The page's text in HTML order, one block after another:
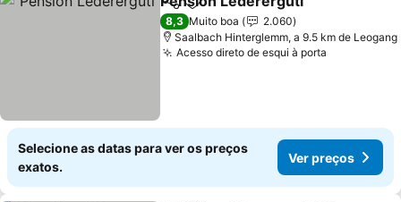
PartilharAdicionar aos favoritos
8,3 Muito boa
2.060
Saalbach Hinterglemm, a 9.5 km de Leogang
Acesso direto de esqui à porta
Selecione as datas para ver os preços
exatos.
Ver preços